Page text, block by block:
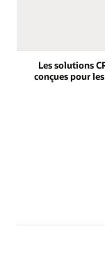
Les solutions
conçues pour